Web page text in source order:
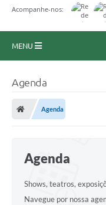
Acompanhe-nos:
MENU
Macaubal
Administração
Transparência
PORTAL DE SERVIÇOS
Agenda
Agenda
Agenda
Shows, teatros,
Navegue por nossa